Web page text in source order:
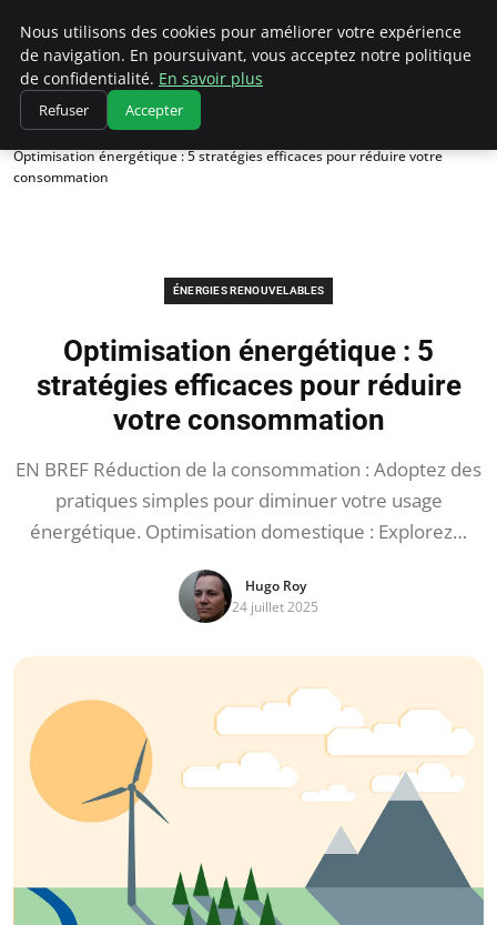
Climatedebtagents
Accueil
Énergies Renouvelables
Optimisation énergétique : 5 stratégies efficaces pour réduire votre
consommation
ÉNERGIES RENOUVELABLES
Optimisation énergétique : 5
stratégies efficaces pour réduire
votre consommation
EN BREF Réduction de la consommation : Adoptez des
pratiques simples pour diminuer votre usage
énergétique. Optimisation domestique : Explorez…
Hugo Roy
24 juillet 2025
Nous utilisons des cookies pour améliorer votre expérience
de navigation. En poursuivant, vous acceptez notre politique
de confidentialité. En savoir plus
Refuser Accepter